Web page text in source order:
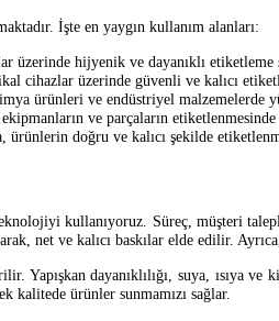
İşte en yaygın kullanım alanları:
üzerinde hijyenik ve dayanıklı
cihazlar üzerinde güvenli ve kalıcı
ürünleri ve endüstriyel malzemelerde
ve parçaların
ürünlerin doğru ve kalıcı şekilde
kullanıyoruz. Süreç, müşteri
net ve kalıcı baskılar elde edilir.
Yapışkan dayanıklılığı, suya, ısıya
ürünler sunmamızı sağlar.